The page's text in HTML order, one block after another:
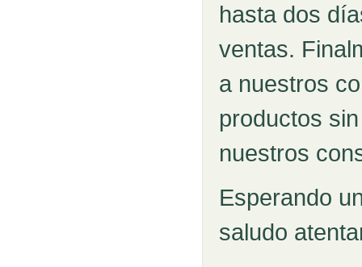
hasta dos
ventas.
a nuestros
productos
nuestros
Esperando
saludo